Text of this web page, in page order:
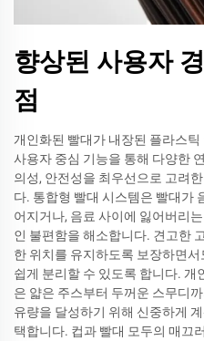
향상된 사용자
점
개인화된 빨대가 내장된 플라스
사용자 중심 기능을 통해 다양한
의성, 안전성을 최우선으로 고려
다. 통합형 빨대 시스템은 빨대가
어지거나, 음료 사이에 잃어버리
인 불편함을 해소합니다. 견고한
한 위치를 유지하도록 보장하면
쉽게 분리할 수 있도록 합니다. 개
은 얇은 주스부터 두꺼운 스무디
유량을 달성하기 위해 신중하게
택합니다. 컵과 빨대 모두의 매끄